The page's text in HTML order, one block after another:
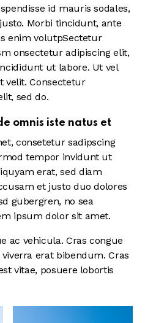
id mauris sodales,
Morbi tincidunt, ante
enim volutpSectetur
onsectetur adipiscing elit,
ut labore. Ut vel
velit. Consectetur
sed do.
omnis iste natus et
consetetur sadipscing
tempor invidunt ut
erat, sed diam
et justo duo dolores
gubergren, no sea
ipsum dolor sit amet.
ac vehicula. Cras congue
erat bibendum. Cras
vitae, posuere lobortis